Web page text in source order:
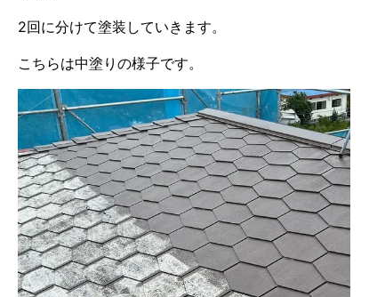
2回に分けて塗装していきます。
こちらは中塗りの様子です。